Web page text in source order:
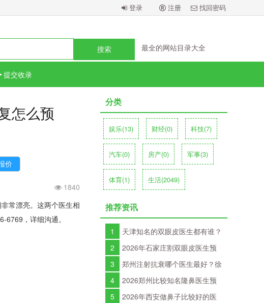
登录 注册 找回密码
中高考作文提分秘籍
最全的网站目录大全
全国最出名的整形医生
提交收录
怎么预
1840
常漂亮。这两个医生相
，详细沟通。
分类
娱乐(13) 财经(0) 科技(7)
汽车(0) 房产(0) 军事(3)
体育(1) 生活(2049)
推荐资讯
1
天津知名的双眼皮医生都有谁？
何祥龙、卜胜利、关迪剑、邵妍、夏
红福、毕小丽谁双眼皮做得好？
2
2026年石家庄割双眼皮医生预
约TOP10：李兵、何连宝、翟彦刚、
毛俊涛、丁庆丰、崔剑、张洁、王亚
斌、马云鹏、张玉辉、李海霞
3
郑州注射抗衰哪个医生最好？徐
建平、张歌、赵永华、张婉霞、王妍
芝、唐喜、李娟、朱怡梦哪个好？
4
2026郑州比较知名隆鼻医生预
约排行榜大全：胡志成、周蔚、张海
5
2026年西安做鼻子比较好的医